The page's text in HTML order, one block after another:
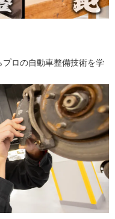
ロの自動車整備技術を学